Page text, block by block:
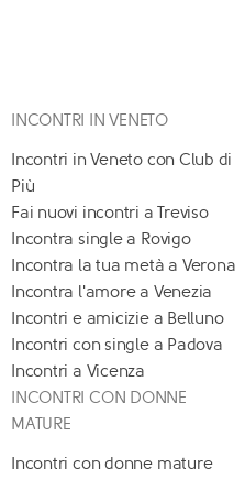
INCONTRI IN VENETO
Incontri in Veneto con Club di
Più
Fai nuovi incontri a Treviso
Incontra single a Rovigo
Incontra la tua metà a Verona
Incontra l'amore a Venezia
Incontri e amicizie a Belluno
Incontri con single a Padova
Incontri a Vicenza
INCONTRI CON DONNE
MATURE
Incontri con donne mature